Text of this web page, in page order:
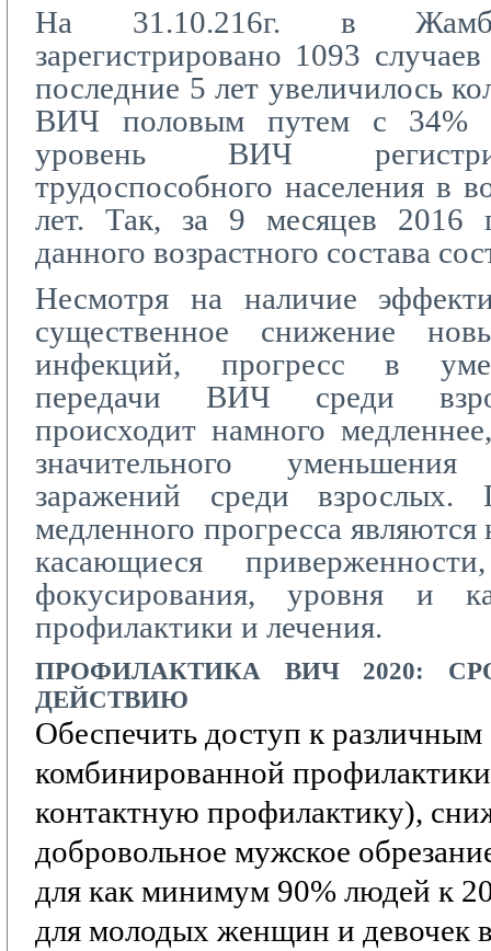
На 31.10.216г. в
зарегистрировано 1093
последние 5 лет увеличилось
ВИЧ половым путем с 34%
уровень ВИЧ
трудоспособного населения в
лет. Так, за 9 месяцев 2016
данного возрастного состава
Несмотря на наличие
существенное снижение
инфекций, прогресс в
передачи ВИЧ среди
происходит намного
значительного
заражений среди взрослых.
медленного прогресса
касающиеся
фокусирования, уровня и
профилактики и лечения.
ПРОФИЛАКТИКА ВИЧ 2020:
ДЕЙСТВИЮ
Обеспечить доступ к
комбинированной
контактную профилактику),
добровольное мужское
для как минимум 90% людей к
для молодых женщин и девочек